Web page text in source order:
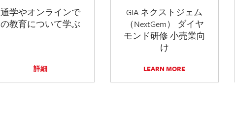
通学やオンラインで
の教育について学ぶ
詳細
GIA ネクストジェム
（NextGem） ダイヤ
モンド研修 小売業向
け
LEARN MORE